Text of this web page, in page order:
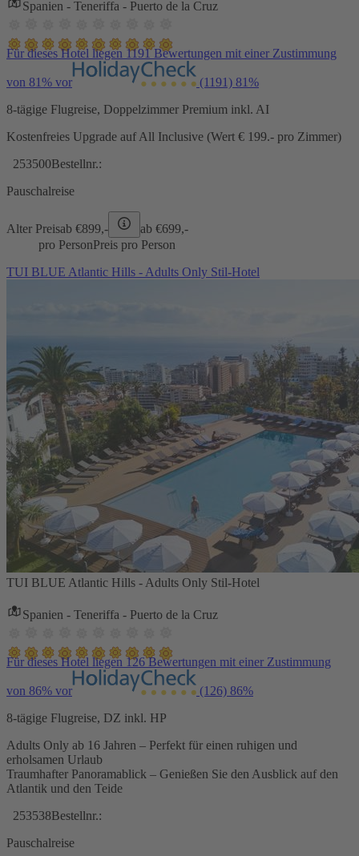
Spanien - Teneriffa - Puerto de la Cruz
Für dieses Hotel liegen 1191 Bewertungen mit einer Zustimmung
von 81% vor (1191) 81%
8-tägige Flugreise, Doppelzimmer Premium inkl. AI
Kostenfreies Upgrade auf All Inclusive (Wert € 199.- pro Zimmer)
253500Bestellnr.:
Pauschalreise
Alter Preisab €899,- ab €699,-
pro PersonPreis pro Person
TUI BLUE Atlantic Hills - Adults Only Stil-Hotel
TUI BLUE Atlantic Hills - Adults Only Stil-Hotel
Spanien - Teneriffa - Puerto de la Cruz
Für dieses Hotel liegen 126 Bewertungen mit einer Zustimmung
von 86% vor (126) 86%
8-tägige Flugreise, DZ inkl. HP
Adults Only ab 16 Jahren – Perfekt für einen ruhigen und
erholsamen Urlaub
Traumhafter Panoramablick – Genießen Sie den Ausblick auf den
Atlantik und den Teide
253538Bestellnr.:
Pauschalreise